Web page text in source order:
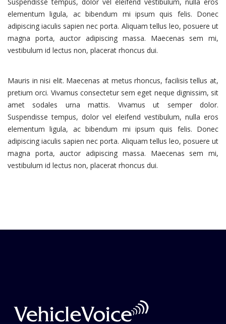
elementum ligula, ac bibendum mi ipsum quis felis. Donec
adipiscing iaculis sapien nec porta. Aliquam tellus leo, posuere ut
magna porta, auctor adipiscing massa. Maecenas sem mi,
vestibulum id lectus non, placerat rhoncus dui.
Mauris in nisi elit. Maecenas at metus rhoncus, facilisis tellus at,
pretium orci. Vivamus consectetur sem eget neque dignissim, sit
amet sodales urna mattis. Vivamus ut semper dolor.
Suspendisse tempus, dolor vel eleifend vestibulum, nulla eros
elementum ligula, ac bibendum mi ipsum quis felis. Donec
adipiscing iaculis sapien nec porta. Aliquam tellus leo, posuere ut
magna porta, auctor adipiscing massa. Maecenas sem mi,
vestibulum id lectus non, placerat rhoncus dui.